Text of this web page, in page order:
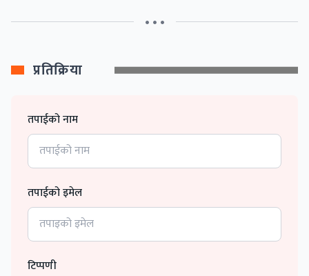
• • •
प्रतिक्रिया
तपाईको नाम
तपाईको इमेल
टिप्पणी